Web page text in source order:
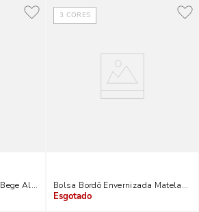
Alça Metalizada
3 CORES
Bolsa Bordô Envernizada
Indisponível